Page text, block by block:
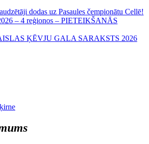
dodas uz Pasaules čempionātu Cellē!
– 4 reģionos – PIETEIKŠANĀS
ĶĒVJU GALA SARAKSTS 2026